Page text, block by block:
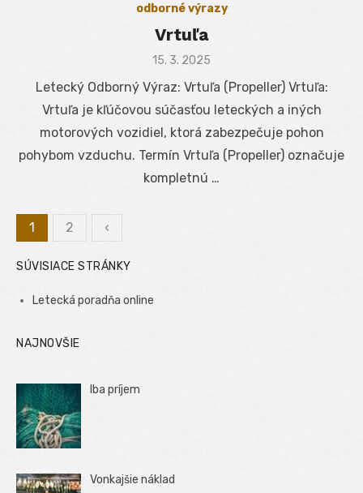
odborné výrazy
Vrtuľa
Posted
15. 3. 2025
Letecký Odborný Výraz: Vrtuľa (Propeller) Vrtuľa:
Vrtuľa je kľúčovou súčasťou leteckých a iných
motorových vozidiel, ktorá zabezpečuje pohon
pohybom vzduchu. Termín Vrtuľa (Propeller) označuje
kompletnú …
Stránkovanie
príspevkov
1 2 ‹
SÚVISIACE STRÁNKY
Letecká poradňa online
NAJNOVŠIE
Iba príjem
Vonkajšie náklad